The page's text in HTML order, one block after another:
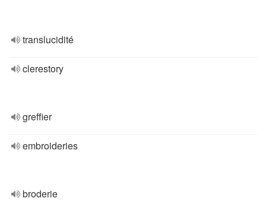
translucidité
clerestory
greffier
embroideries
broderie